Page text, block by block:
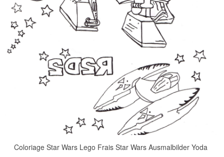
Coloriage Star Wars Lego Frais Star Wars Ausmalbilder Yoda